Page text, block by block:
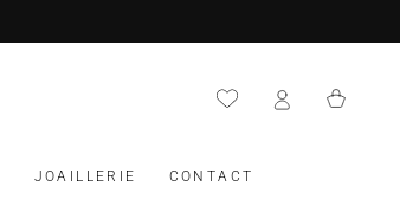
JOAILLERIE CONTACT
Panier